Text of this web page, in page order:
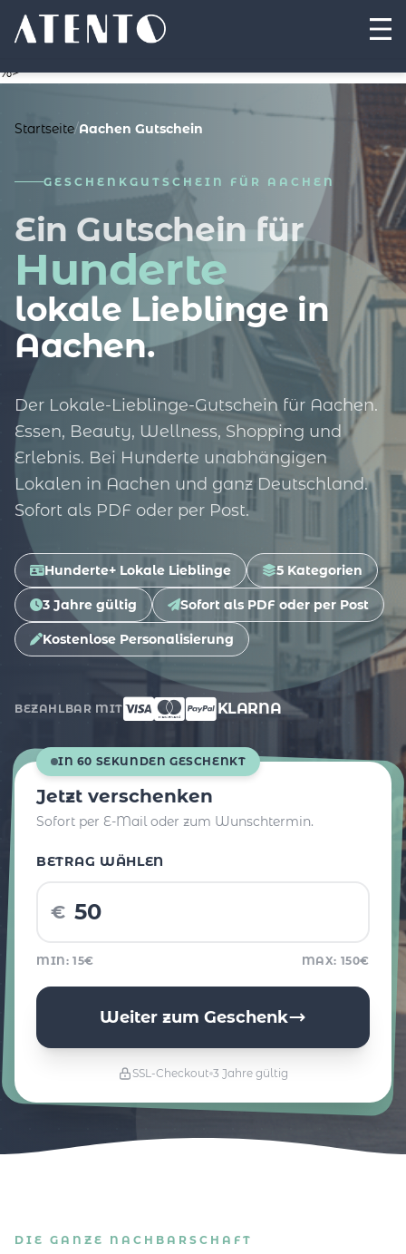
%>
Startseite/Aachen Gutschein
GESCHENKGUTSCHEIN FÜR AACHEN
Ein Gutschein für
Hunderte
lokale Lieblinge in
Aachen.
Der Lokale-Lieblinge-Gutschein für Aachen.
Essen, Beauty, Wellness, Shopping und
Erlebnis. Bei Hunderte unabhängigen
Lokalen in Aachen und ganz Deutschland.
Sofort als PDF oder per Post.
Hunderte+ Lokale Lieblinge 5 Kategorien
3 Jahre gültig Sofort als PDF oder per Post
Kostenlose Personalisierung
BEZAHLBAR MIT KLARNA
IN 60 SEKUNDEN GESCHENKT
Jetzt verschenken
Sofort per E-Mail oder zum Wunschtermin.
BETRAG WÄHLEN
€
MIN: 15€ MAX: 150€
Weiter zum Geschenk
SSL-Checkout 3 Jahre gültig
DIE GANZE NACHBARSCHAFT